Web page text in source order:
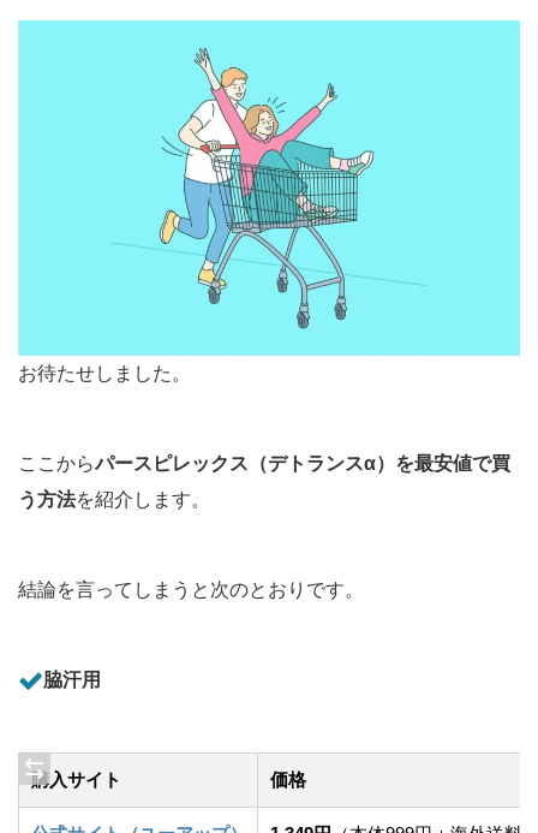
お待たせしました。
ここからパースピレックス（デトランスα）を最安値で買
う方法を紹介します。
結論を言ってしまうと次のとおりです。
脇汗用
購入サイト 価格